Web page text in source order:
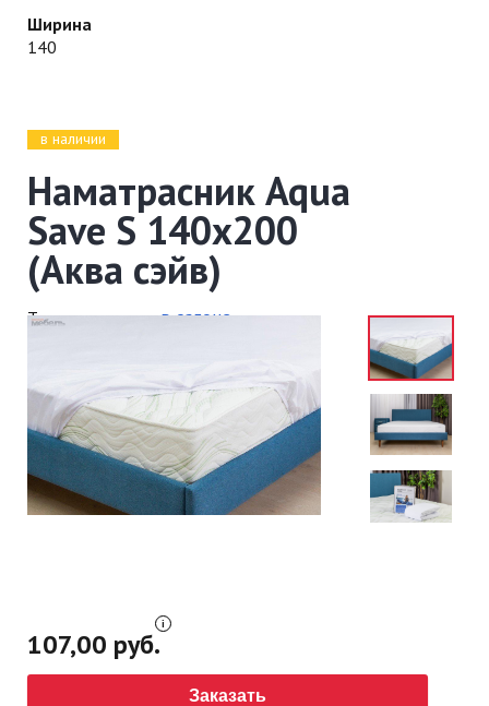
Ширина
140
в наличии
Наматрасник Aqua
Save S 140x200
(Аква сэйв)
Товар находитсяв салоне
107,00 руб.
Заказать